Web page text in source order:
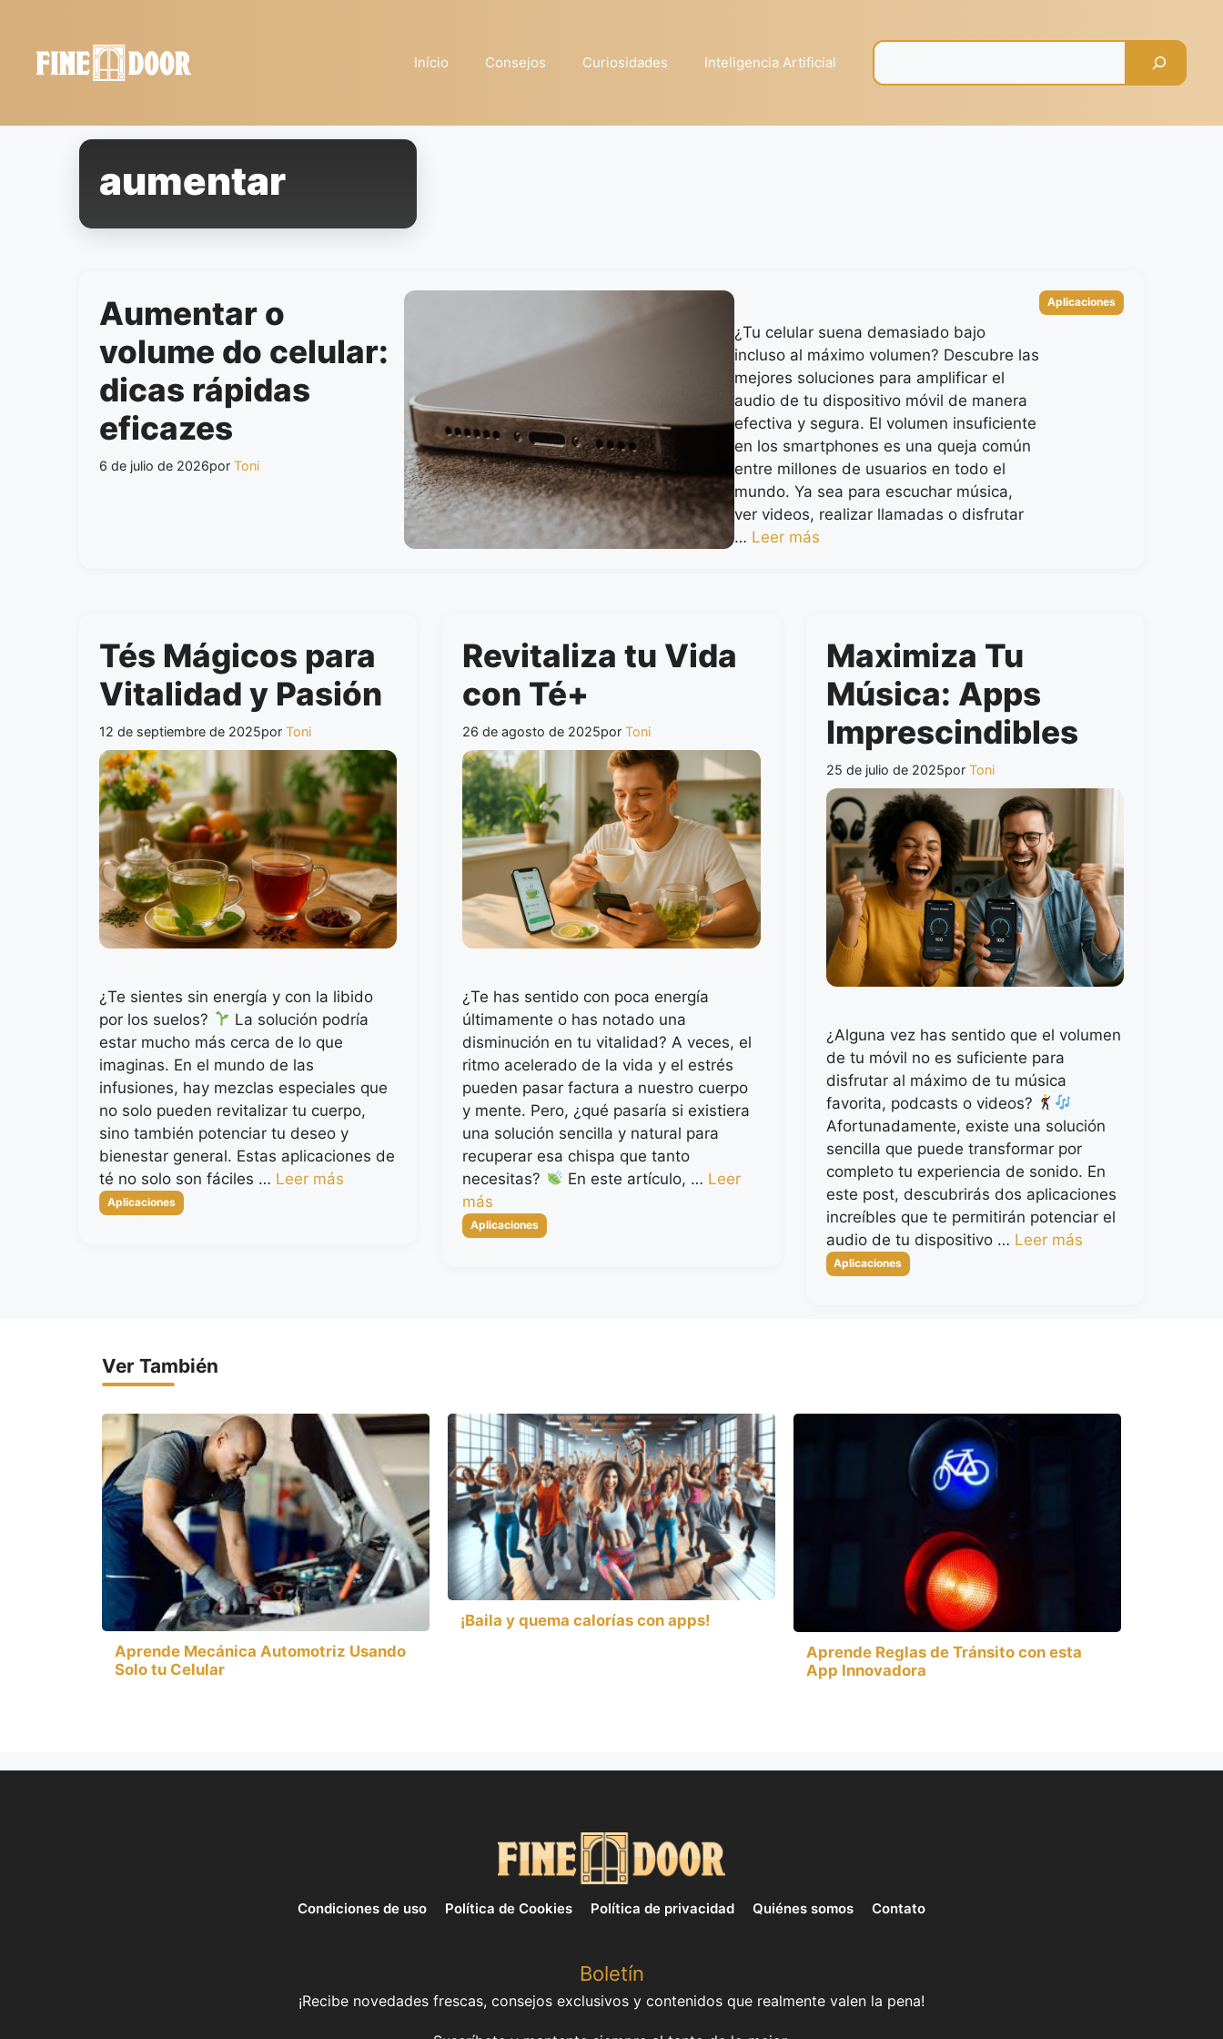
contenido
Início Consejos Curiosidades Inteligencia Artificial
aumentar
Aumentar o
volume do celular:
dicas rápidas
eficazes
6 de julio de 2026por Toni
¿Tu celular suena demasiado bajo
incluso al máximo volumen? Descubre las
mejores soluciones para amplificar el
audio de tu dispositivo móvil de manera
efectiva y segura. El volumen insuficiente
en los smartphones es una queja común
entre millones de usuarios en todo el
mundo. Ya sea para escuchar música,
ver videos, realizar llamadas o disfrutar
… Leer más
Categorías
Aplicaciones
Tés Mágicos para
Vitalidad y Pasión
12 de septiembre de 2025por Toni
¿Te sientes sin energía y con la libido
por los suelos?
La solución podría
estar mucho más cerca de lo que
imaginas. En el mundo de las
infusiones, hay mezclas especiales que
no solo pueden revitalizar tu cuerpo,
sino también potenciar tu deseo y
bienestar general. Estas aplicaciones de
té no solo son fáciles … Leer más
Categorías
Aplicaciones
Revitaliza tu Vida
con Té+
26 de agosto de 2025porToni
¿Te has sentido con poca energía
últimamente o has notado una
disminución en tu vitalidad? A veces, el
ritmo acelerado de la vida y el estrés
pueden pasar factura a nuestro cuerpo
y mente. Pero, ¿qué pasaría si existiera
una solución sencilla y natural para
recuperar esa chispa que tanto
necesitas?
En este artículo, … Leer
más
Categorías
Aplicaciones
Maximiza Tu
Música: Apps
Imprescindibles
25 de julio de 2025por Toni
¿Alguna vez has sentido que el volumen
de tu móvil no es suficiente para
disfrutar al máximo de tu música
favorita, podcasts o videos?
Afortunadamente, existe una solución
sencilla que puede transformar por
completo tu experiencia de sonido. En
este post, descubrirás dos aplicaciones
increíbles que te permitirán potenciar el
audio de tu dispositivo … Leer más
Categorías
Aplicaciones
Ver También
Aprende Mecánica Automotriz Usando
Solo tu Celular
¡Baila y quema calorías con apps!
Aprende Reglas de Tránsito con esta
App Innovadora
Condiciones de uso Política de Cookies Política de privacidad Quiénes somos Contato
Boletín
¡Recibe novedades frescas, consejos exclusivos y contenidos que realmente valen la pena!